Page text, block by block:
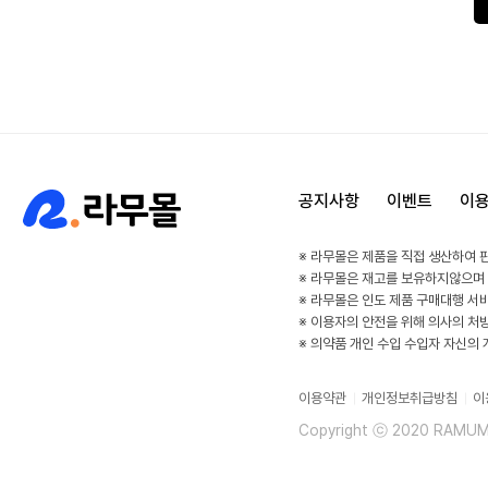
공지사항 이벤트 이
※ 라무몰은 제품을 직접 생산하여
※ 라무몰은 재고를 보유하지않으
※ 라무몰은 인도 제품 구매대행 서
※ 이용자의 안전을 위해 의사의 처
※ 의약품 개인 수입 수입자 자신의
이용약관 개인정보취급방침
Copyright ⓒ 2020